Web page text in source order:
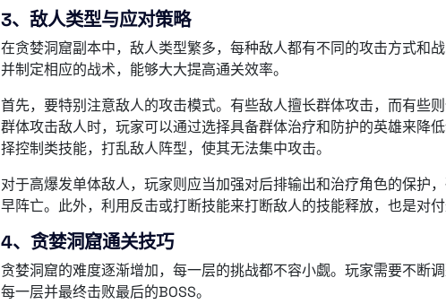
3、敌人类型与应对策略
在贪婪洞窟副本中，敌人类型繁多，每种敌人都有不同的攻击方式和
并制定相应的战术，能够大大提高通关效率。
首先，要特别注意敌人的攻击模式。有些敌人擅长群体攻击，而有些
群体攻击敌人时，玩家可以通过选择具备群体治疗和防护的英雄来降
择控制类技能，打乱敌人阵型，使其无法集中攻击。
对于高爆发单体敌人，玩家则应当加强对后排输出和治疗角色的保护
早阵亡。此外，利用反击或打断技能来打断敌人的技能释放，也是对付
4、贪婪洞窟通关技巧
贪婪洞窟的难度逐渐增加，每一层的挑战都不容小觑。玩家需要不断
每一层并最终击败最后的BOSS。